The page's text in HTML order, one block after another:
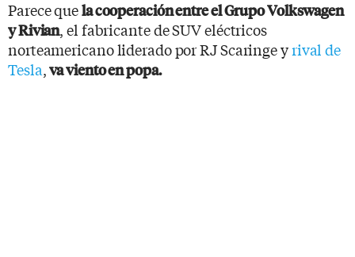
Parece quela cooperación entre el Grupo Volkswagen
y Rivian, el fabricante de SUV eléctricos
norteamericano liderado por RJ Scaringe yrival de
Tesla,va viento en popa.